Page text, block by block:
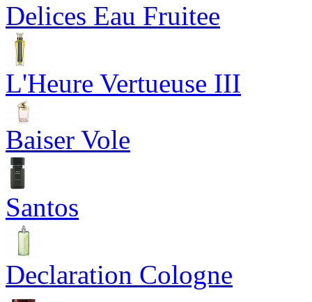
Delices Eau Fruitee
L'Heure Vertueuse III
Baiser Vole
Santos
Declaration Cologne